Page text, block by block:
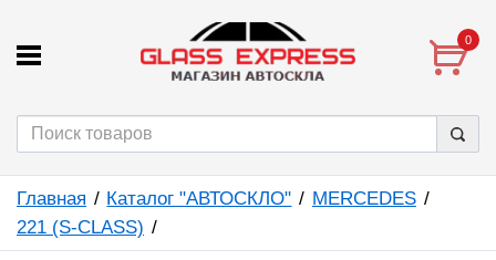
0
Главная Каталог "АВТОСКЛО"
MERCEDES
221 (S-CLASS)